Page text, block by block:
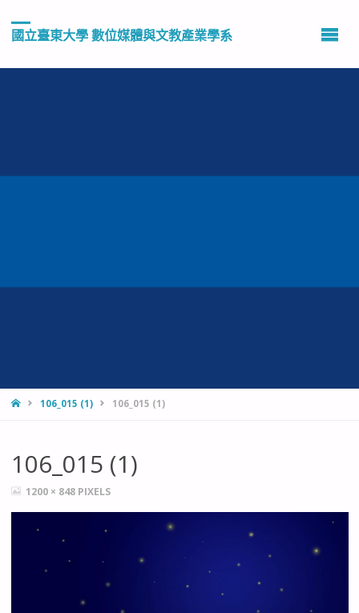
國立臺東大學 數位媒體與文教產業學系
HOME106_015 (1) 106_015 (1)
106_015 (1)
FULL1200 × 848 PIXELS